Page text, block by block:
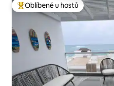
Nejlepší v kategorii Oblíbené
Oblíbené u hostů